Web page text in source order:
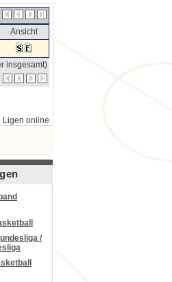
Ansicht
insgesamt)
Ligen online
/